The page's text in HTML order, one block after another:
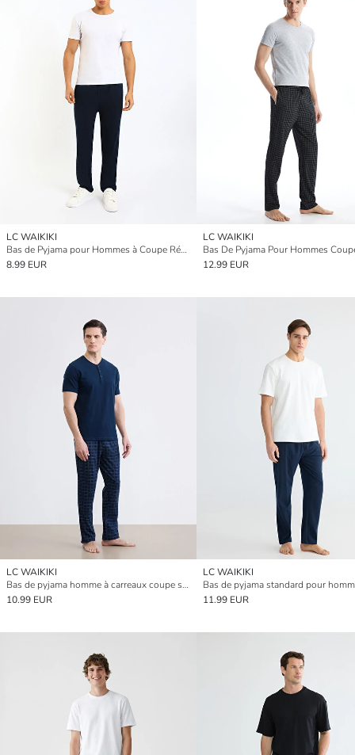
LC WAIKIKI
Bas de Pyjama pour Hommes à Coupe Régulière
8.99 EUR
LC WAIKIKI
12.99 EUR
LC WAIKIKI
Bas de pyjama homme à carreaux coupe standard
10.99 EUR
LC WAIKIKI
Bas de pyjama standard pour
11.99 EUR